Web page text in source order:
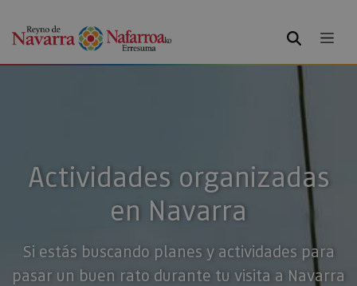
BUSCAR
Actividades organizadas
en Navarra
Si estás buscando planes y actividades para
pasar un buen rato durante tu visita a Navarra